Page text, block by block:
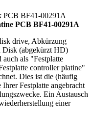
PCB BF41-00291A
drive, Abkürzung
Disk (abgekürzt HD)
als "Festplatte
controller platine"
Dies ist die (häufig
Festplatte angebracht
Ein Austausch
einer